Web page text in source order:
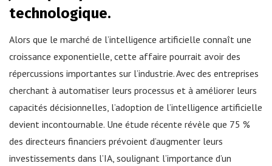
technologique.
Alors que le marché de l’intelligence artificielle connaît une
croissance exponentielle, cette affaire pourrait avoir des
répercussions importantes sur l’industrie. Avec des entreprises
cherchant à automatiser leurs processus et à améliorer leurs
capacités décisionnelles, l’adoption de l’intelligence artificielle
devient incontournable. Une étude récente révèle que 75 %
des directeurs financiers prévoient d’augmenter leurs
investissements dans l’IA, soulignant l’importance d’un